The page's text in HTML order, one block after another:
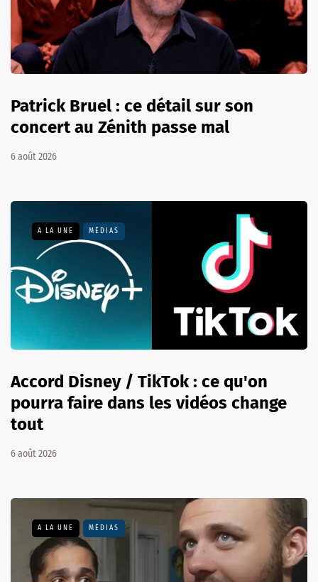
Patrick Bruel : ce détail sur son
concert au Zénith passe mal
6 août 2026
A LA UNE MÉDIAS
Accord Disney / TikTok : ce qu'on
pourra faire dans les vidéos change
tout
6 août 2026
A LA UNE MÉDIAS